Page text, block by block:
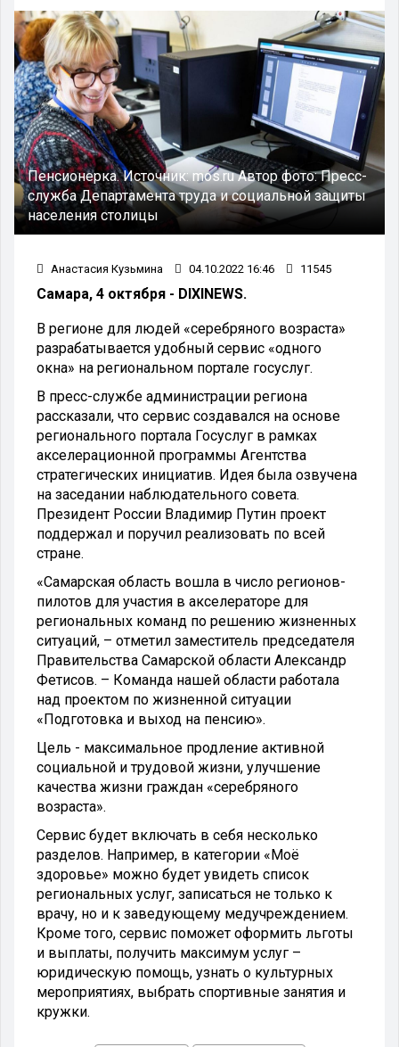
Пенсионерка.Источник:mos.ruАвтор фото:Пресс-
служба Департамента труда и социальной защиты
населения столицы
Анастасия Кузьмина 04.10.2022 16:46 11545
Самара, 4 октября - DIXINEWS.
В регионе для людей «серебряного возраста»
разрабатывается удобный сервис «одного
окна» на региональном портале госуслуг.
В пресс-службе администрации региона
рассказали, что сервис создавался на основе
регионального портала Госуслуг в рамках
акселерационной программы Агентства
стратегических инициатив. Идея была озвучена
на заседании наблюдательного совета.
Президент России Владимир Путин проект
поддержал и поручил реализовать по всей
стране.
«Самарская область вошла в число регионов-
пилотов для участия в акселераторе для
региональных команд по решению жизненных
ситуаций, – отметил заместитель председателя
Правительства Самарской области Александр
Фетисов. – Команда нашей области работала
над проектом по жизненной ситуации
«Подготовка и выход на пенсию».
Цель - максимальное продление активной
социальной и трудовой жизни, улучшение
качества жизни граждан «серебряного
возраста».
Сервис будет включать в себя несколько
разделов. Например, в категории «Моё
здоровье» можно будет увидеть список
региональных услуг, записаться не только к
врачу, но и к заведующему медучреждением.
Кроме того, сервис поможет оформить льготы
и выплаты, получить максимум услуг –
юридическую помощь, узнать о культурных
мероприятиях, выбрать спортивные занятия и
кружки.